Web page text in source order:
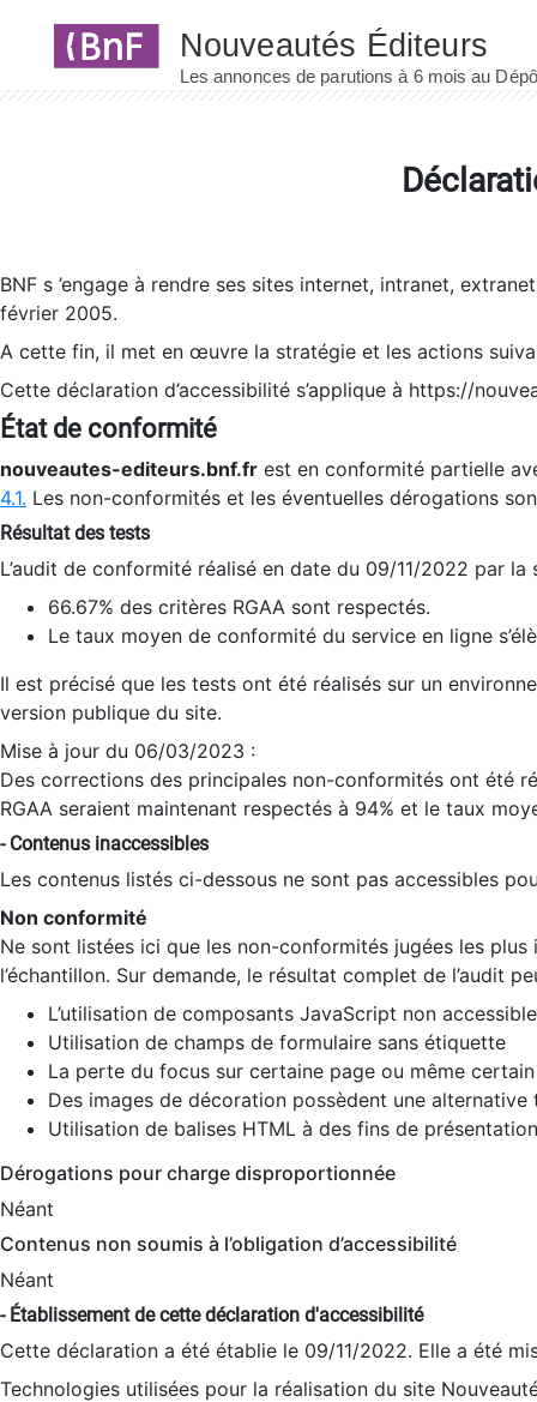
BNF s ’engage à rendre ses sites internet, intranet,
février 2005.
A cette fin, il met en œuvre la stratégie et les actions
Cette déclaration d’accessibilité s’applique à https://
État de conformité
nouveautes-editeurs.bnf.fr est en conformité partielle
4.1. Les non-conformités et les éventuelles dérogations
Résultat des tests
L’audit de conformité réalisé en date du 09/11/2022 par
66.67% des critères RGAA sont respectés.
Le taux moyen de conformité du service en ligne
Il est précisé que les tests ont été réalisés sur un
version publique du site.
Mise à jour du 06/03/2023 :
Des corrections des principales non-conformités ont été
RGAA seraient maintenant respectés à 94% et le taux
- Contenus inaccessibles
Les contenus listés ci-dessous ne sont pas accessibles
Non conformité
Ne sont listées ici que les non-conformités jugées les
l’échantillon. Sur demande, le résultat complet de l’audit
L’utilisation de composants JavaScript non
Utilisation de champs de formulaire sans étiquette
La perte du focus sur certaine page ou même
Des images de décoration possèdent une alternative
Utilisation de balises HTML à des fins de
Dérogations pour charge disproportionnée
Néant
Contenus non soumis à l’obligation d’accessibilité
Néant
- Établissement de cette déclaration d'accessibilité
Cette déclaration a été établie le 09/11/2022. Elle a été
Technologies utilisées pour la réalisation du site